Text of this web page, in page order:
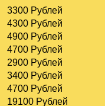
3300 Рублей
4300 Рублей
4900 Рублей
4700 Рублей
2900 Рублей
3400 Рублей
4700 Рублей
19100 Рублей